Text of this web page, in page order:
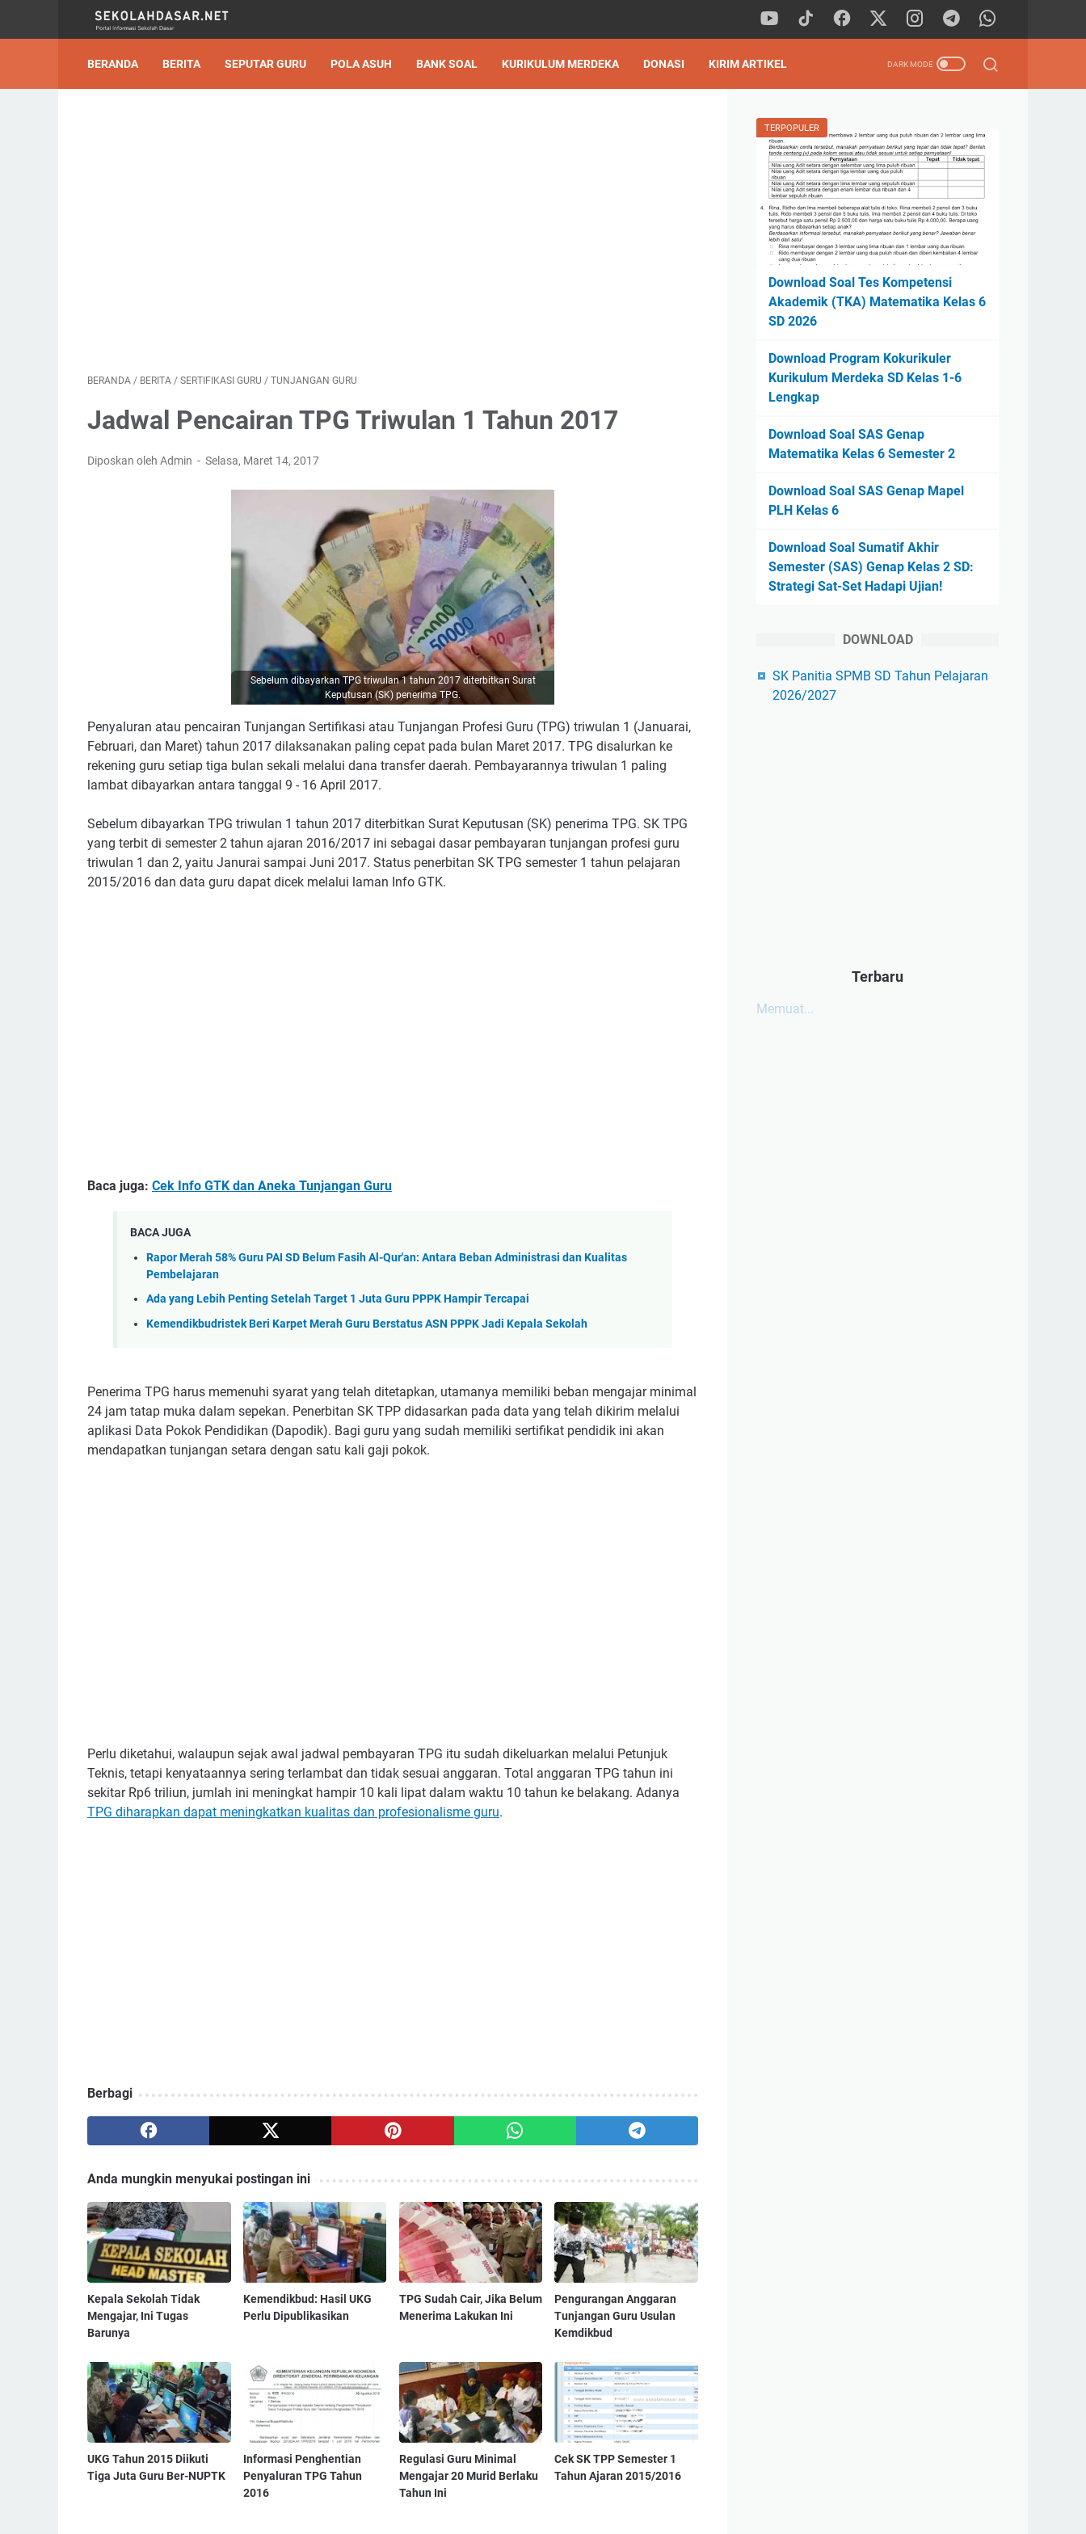
BERANDA BERITA SEPUTAR GURU POLA ASUH BANK SOAL KURIKULUM MERDEKA DONASI KIRIM ARTIKEL
BERANDA / BERITA / SERTIFIKASI GURU / TUNJANGAN GURU
Jadwal Pencairan TPG Triwulan 1 Tahun 2017
Diposkan oleh Admin Selasa, Maret 14, 2017
Sebelum dibayarkan TPG triwulan 1 tahun 2017 diterbitkan Surat
Keputusan (SK) penerima TPG.
Penyaluran atau pencairan Tunjangan Sertifikasi atau Tunjangan Profesi Guru (TPG) triwulan 1 (Januarai,
Februari, dan Maret) tahun 2017 dilaksanakan paling cepat pada bulan Maret 2017. TPG disalurkan ke
rekening guru setiap tiga bulan sekali melalui dana transfer daerah. Pembayarannya triwulan 1 paling
lambat dibayarkan antara tanggal 9 - 16 April 2017.
Sebelum dibayarkan TPG triwulan 1 tahun 2017 diterbitkan Surat Keputusan (SK) penerima TPG. SK TPG
yang terbit di semester 2 tahun ajaran 2016/2017 ini sebagai dasar pembayaran tunjangan profesi guru
triwulan 1 dan 2, yaitu Janurai sampai Juni 2017. Status penerbitan SK TPG semester 1 tahun pelajaran
2015/2016 dan data guru dapat dicek melalui laman Info GTK.
Baca juga: Cek Info GTK dan Aneka Tunjangan Guru
BACA JUGA
Rapor Merah 58% Guru PAI SD Belum Fasih Al-Qur'an: Antara Beban Administrasi dan Kualitas
Pembelajaran
Ada yang Lebih Penting Setelah Target 1 Juta Guru PPPK Hampir Tercapai
Kemendikbudristek Beri Karpet Merah Guru Berstatus ASN PPPK Jadi Kepala Sekolah
Penerima TPG harus memenuhi syarat yang telah ditetapkan, utamanya memiliki beban mengajar minimal
24 jam tatap muka dalam sepekan. Penerbitan SK TPP didasarkan pada data yang telah dikirim melalui
aplikasi Data Pokok Pendidikan (Dapodik). Bagi guru yang sudah memiliki sertifikat pendidik ini akan
mendapatkan tunjangan setara dengan satu kali gaji pokok.
Perlu diketahui, walaupun sejak awal jadwal pembayaran TPG itu sudah dikeluarkan melalui Petunjuk
Teknis, tetapi kenyataannya sering terlambat dan tidak sesuai anggaran. Total anggaran TPG tahun ini
sekitar Rp6 triliun, jumlah ini meningkat hampir 10 kali lipat dalam waktu 10 tahun ke belakang. Adanya
TPG diharapkan dapat meningkatkan kualitas dan profesionalisme guru.
Berbagi
Anda mungkin menyukai postingan ini
Kepala Sekolah Tidak
Mengajar, Ini Tugas
Barunya
Kemendikbud: Hasil UKG
Perlu Dipublikasikan
TPG Sudah Cair, Jika Belum
Menerima Lakukan Ini
Pengurangan Anggaran
Tunjangan Guru Usulan
Kemdikbud
UKG Tahun 2015 Diikuti
Tiga Juta Guru Ber-NUPTK
Informasi Penghentian
Penyaluran TPG Tahun
2016
Regulasi Guru Minimal
Mengajar 20 Murid Berlaku
Tahun Ini
Cek SK TPP Semester 1
Tahun Ajaran 2015/2016
TERPOPULER
Download Soal Tes Kompetensi
Akademik (TKA) Matematika Kelas 6
SD 2026
Download Program Kokurikuler
Kurikulum Merdeka SD Kelas 1-6
Lengkap
Download Soal SAS Genap
Matematika Kelas 6 Semester 2
Download Soal SAS Genap Mapel
PLH Kelas 6
Download Soal Sumatif Akhir
Semester (SAS) Genap Kelas 2 SD:
Strategi Sat-Set Hadapi Ujian!
DOWNLOAD
SK Panitia SPMB SD Tahun Pelajaran
2026/2027
Terbaru
Memuat...